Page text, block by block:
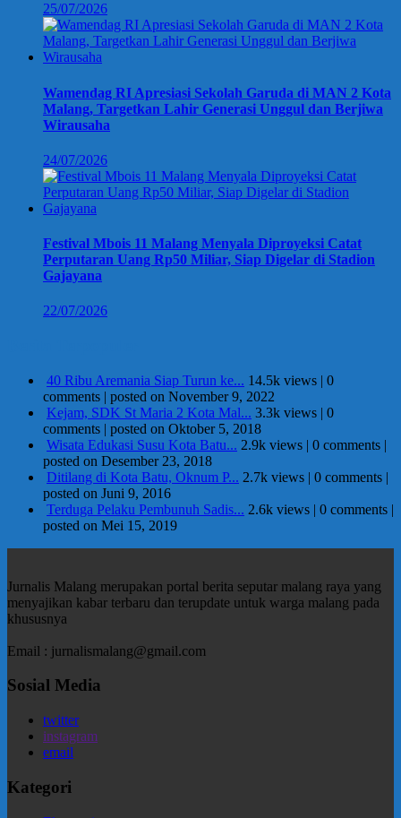
25/07/2026
Wamendag RI Apresiasi Sekolah Garuda di MAN 2 Kota
Malang, Targetkan Lahir Generasi Unggul dan Berjiwa
Wirausaha
24/07/2026
Festival Mbois 11 Malang Menyala Diproyeksi Catat
Perputaran Uang Rp50 Miliar, Siap Digelar di Stadion
Gajayana
22/07/2026
40 Ribu Aremania Siap Turun ke... 14.5k views | 0
comments | posted on November 9, 2022
Kejam, SDK St Maria 2 Kota Mal... 3.3k views | 0
comments | posted on Oktober 5, 2018
Wisata Edukasi Susu Kota Batu... 2.9k views | 0 comments |
posted on Desember 23, 2018
Ditilang di Kota Batu, Oknum P... 2.7k views | 0 comments |
posted on Juni 9, 2016
Terduga Pelaku Pembunuh Sadis... 2.6k views | 0 comments |
posted on Mei 15, 2019
Jurnalis Malang merupakan portal berita seputar malang raya yang
menyajikan kabar terbaru dan terupdate untuk warga malang pada
khususnya
Email : jurnalismalang@gmail.com
Sosial Media
twitter
instagram
email
Kategori